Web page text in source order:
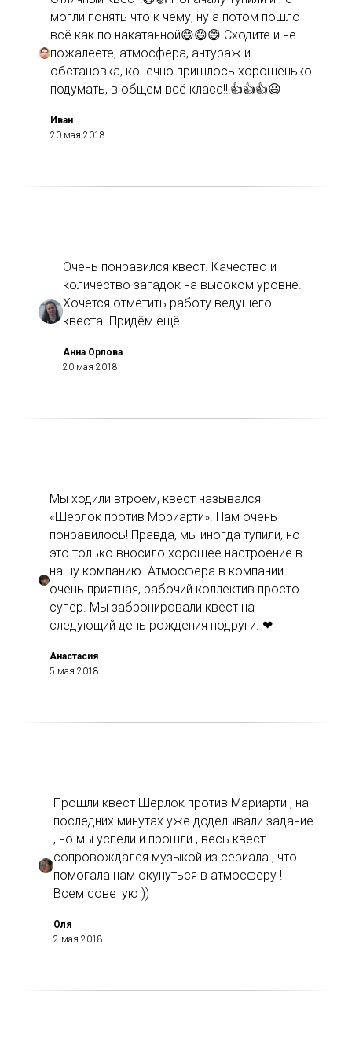
могли понять что к чему, ну а потом пошло
всё как по накатанной😄😄😄 Сходите и не
пожалеете, атмосфера, антураж и
обстановка, конечно пришлось хорошенько
подумать, в общем всё класс!!!👍👍👍😃
Иван
20 мая 2018
Очень понравился квест. Качество и
количество загадок на высоком уровне.
Хочется отметить работу ведущего
квеста. Придём ещё.
Анна Орлова
20 мая 2018
Мы ходили втроём, квест назывался
«Шерлок против Мориарти». Нам очень
понравилось! Правда, мы иногда тупили, но
это только вносило хорошее настроение в
нашу компанию. Атмосфера в компании
очень приятная, рабочий коллектив просто
супер. Мы забронировали квест на
следующий день рождения подруги. ❤
Анастасия
5 мая 2018
Прошли квест Шерлок против Мариарти , на
последних минутах уже доделывали задание
, но мы успели и прошли , весь квест
сопровождался музыкой из сериала , что
помогала нам окунуться в атмосферу !
Всем советую ))
Оля
2 мая 2018